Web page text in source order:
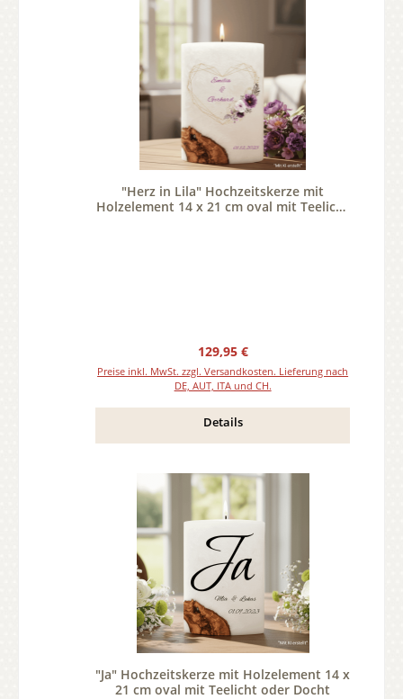
"Herz in Lila" Hochzeitskerze mit
Holzelement 14 x 21 cm oval mit Teelicht
Regulärer Preis:
129,95 €
Preise inkl. MwSt. zzgl. Versandkosten. Lieferung nach
DE, AUT, ITA und CH.
Details
"Ja" Hochzeitskerze mit Holzelement 14 x
21 cm oval mit Teelicht oder Docht